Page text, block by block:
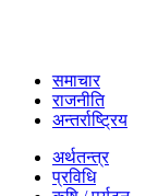
समाचार
राजनीति
अन्तर्राष्ट्रिय
अर्थतन्त्र
प्रविधि